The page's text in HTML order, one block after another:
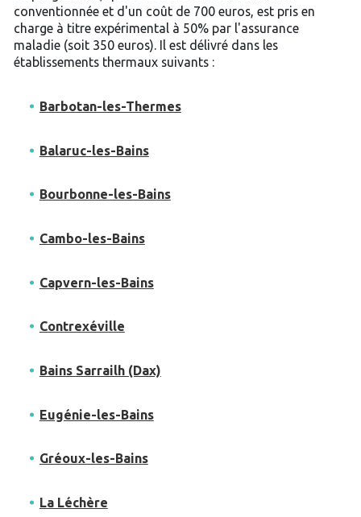
conventionnée et d'un coût de 700 euros, est pris en
charge à titre expérimental à 50% par l'assurance
maladie (soit 350 euros). Il est délivré dans les
établissements thermaux suivants :
Barbotan-les-Thermes
Balaruc-les-Bains
Bourbonne-les-Bains
Cambo-les-Bains
Capvern-les-Bains
Contrexéville
Bains Sarrailh (Dax)
Eugénie-les-Bains
Gréoux-les-Bains
La Léchère